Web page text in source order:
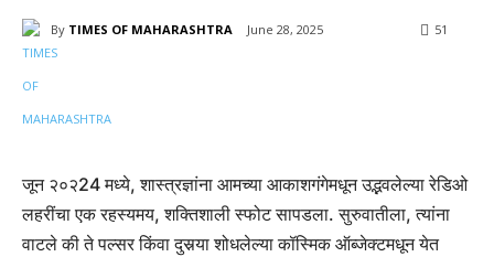
By TIMES OF MAHARASHTRA June 28, 2025 51
जून २०२24 मध्ये, शास्त्रज्ञांना आमच्या आकाशगंगेमधून उद्भवलेल्या रेडिओ
लहरींचा एक रहस्यमय, शक्तिशाली स्फोट सापडला. सुरुवातीला, त्यांना
वाटले की ते पल्सर किंवा दुसर्‍या शोधलेल्या कॉस्मिक ऑब्जेक्टमधून येत